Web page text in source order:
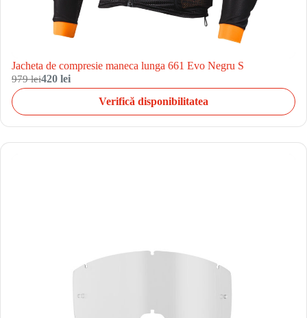
Jacheta de compresie maneca lunga 661 Evo Negru S
979 lei420 lei
Verifică disponibilitatea